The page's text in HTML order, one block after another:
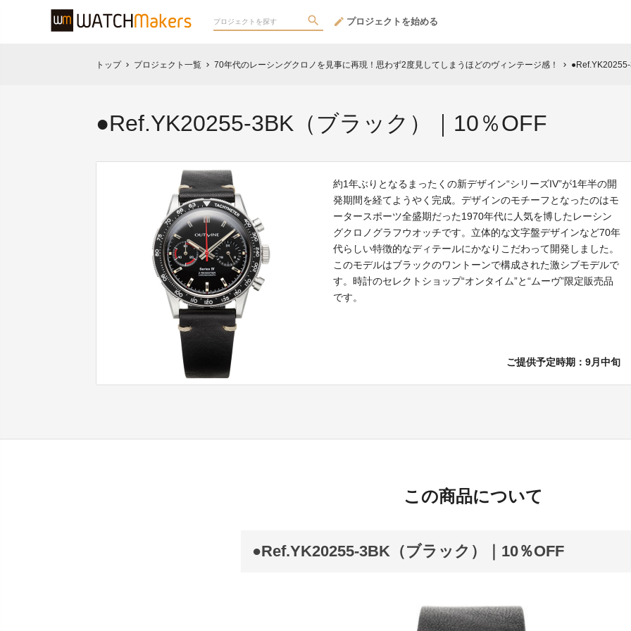
プロジェクトを始める
トップ chevron_right プロジェクト一覧 chevron_right 70年代のレーシングクロノを見事に再現！思わず2度見してしまうほどのヴィンテージ感！ chevron_right
●Ref.YK20255-3BK（ブラック）｜10％OFF
約1年ぶりとなるまったくの新デザイン“シリーズIV”が1年半の開
発期間を経てようやく完成。デザインのモチーフとなったのはモ
ータースポーツ全盛期だった1970年代に人気を博したレーシン
グクロノグラフウオッチです。立体的な文字盤デザインなど70年
代らしい特徴的なディテールにかなりこだわって開発しました。
このモデルはブラックのワントーンで構成された激シブモデルで
す。時計のセレクトショップ“オンタイム”と“ムーヴ”限定販売品
です。
ご提供予定時期：9月中旬
この商品について
●Ref.YK20255-3BK（ブラック）｜10％OFF